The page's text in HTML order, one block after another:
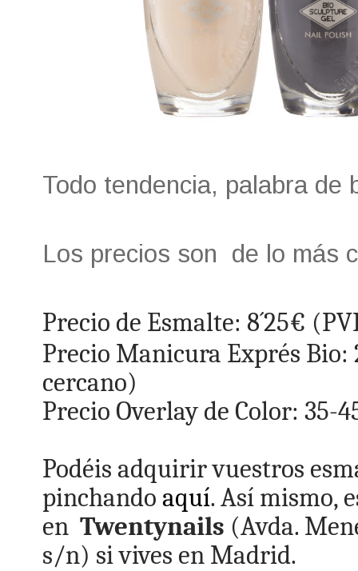
Todo tendencia, palabra de
Los precios son de lo más
Precio de Esmalte: 8´25€
Precio Manicura Exprés
cercano)
Precio Overlay de Color: 35-
Podéis adquirir vuestros
pinchando aquí. Así mismo,
en Twentynails (Avda.
s/n) si vives en Madrid.